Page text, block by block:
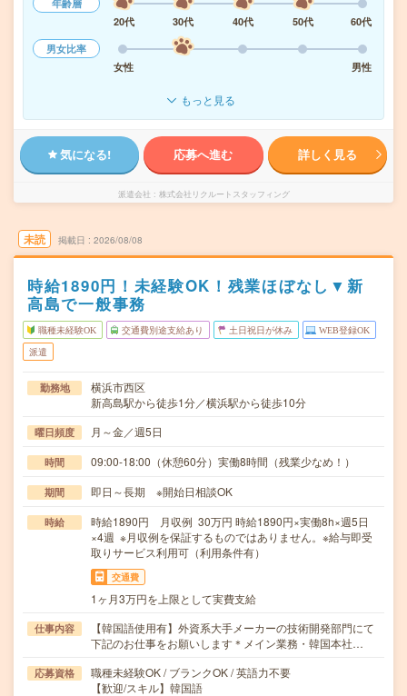
年齢層
20代
30代 40代 50代
60代
男女比率
女性
男性
もっと見る
気になる! 応募へ進む 詳しく見る
派遣会社 株式会社リクルートスタッフィング
未読 掲載日 2026/08/08
時給1890円！未経験OK！残業ほぼなし▼新
高島で一般事務
職種未経験OK 交通費別途支給あり 土日祝日が休み WEB登録OK
派遣
勤務地
横浜市西区
新高島駅から徒歩1分／横浜駅から徒歩10分
曜日頻度 月～金／週5日
時間 09:00-18:00（休憩60分）実働8時間（残業少なめ！）
期間 即日～長期 ※開始日相談OK
時給
時給1890円 月収例 30万円 時給1890円×実働8h×週5日
×4週 ※月収例を保証するものではありません。※給与即受
取りサービス利用可（利用条件有）
交通費
1ヶ月3万円を上限として実費支給
仕事内容
【韓国語使用有】外資系大手メーカーの技術開発部門にて
下記のお仕事をお願いします＊メイン業務・韓国本社…
応募資格
職種未経験OK / ブランクOK / 英語力不要
【歓迎/スキル】韓国語